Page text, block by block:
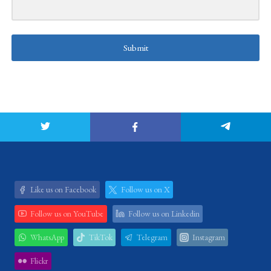
Submit
Like us on Facebook Follow us on X
Follow us on YouTube Follow us on Linkedin
WhatsApp TikTok Telegram Instagram
Flickr